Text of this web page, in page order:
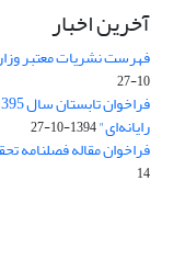
آخرین اخبار
فهرست نشریات معتبر وزارت
10-27
رایانه‌ای"1394-10-27
فراخوان مقاله فصلنامه
14